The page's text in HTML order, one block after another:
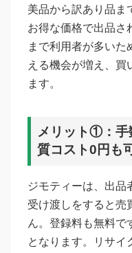
美品から訳あり品ま
お得な価格で出品さ
まで利用者が多いた
える機会が増え、買
ます。
メリット①：手
質コスト0円も
ジモティーは、出品
受け渡しをすると売
ん。登録料も無料で
となります。リサイ